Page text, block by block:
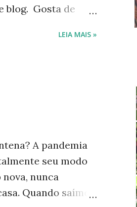
blog. Gosta de
da-
verde-72-
acessar minha
para a tag de
Nogueira
com vias
LEIA MAIS »
A pandemia
seu modo
nova, nunca
Quando saímos